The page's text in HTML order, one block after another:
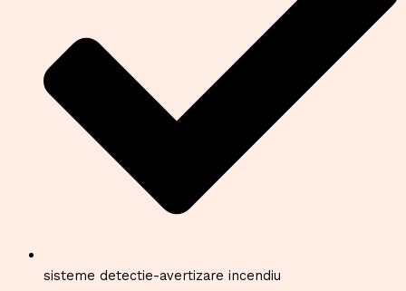
sisteme detectie-avertizare incendiu